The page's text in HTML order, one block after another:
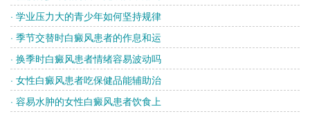
· 学业压力大的青少年如何坚持规律
· 季节交替时白癜风患者的作息和运
· 换季时白癜风患者情绪容易波动吗
· 女性白癜风患者吃保健品能辅助治
· 容易水肿的女性白癜风患者饮食上